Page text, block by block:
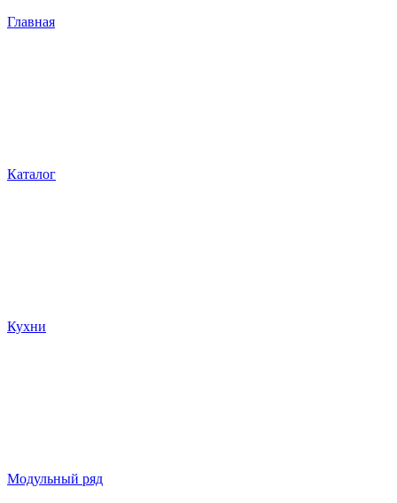
Главная
Каталог
Кухни
Модульный ряд